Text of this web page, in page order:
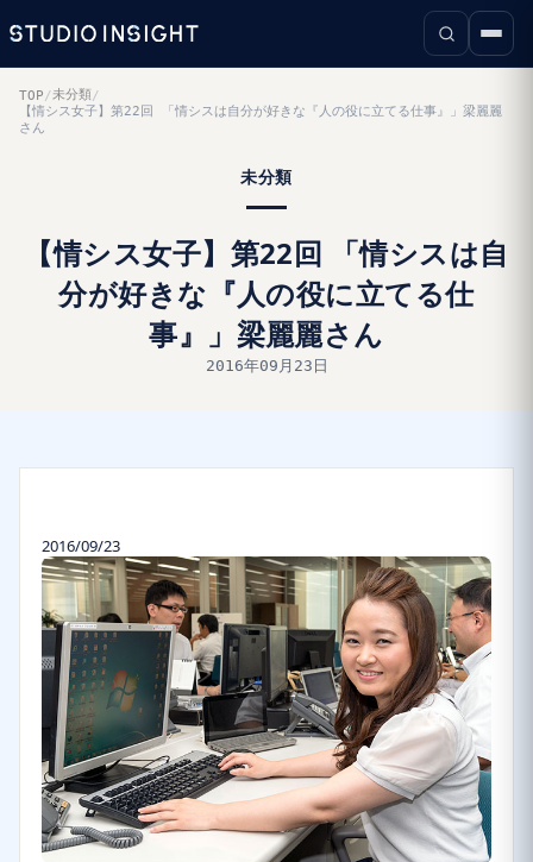
TOP /未分類 /
【情シス女子】第22回 「情シスは自分が好きな『人の役に立てる仕事』」梁麗麗
さん
未分類
【情シス女子】第22回 「情シスは自
分が好きな『人の役に立てる仕
事』」梁麗麗さん
2016年09月23日
2016/09/23